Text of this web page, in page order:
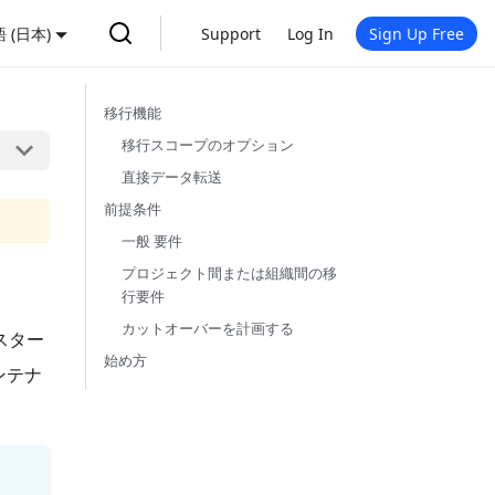
(日本) Support Log In Sign Up Free
ター
テナ
移行機能
移行スコープのオプション
直接データ転送
前提条件
一般 要件
プロジェクト間または組織間の移
行要件
カットオーバーを計画する
始め方